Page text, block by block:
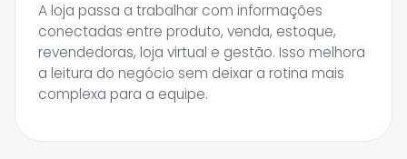
A loja passa a trabalhar com informações
conectadas entre produto, venda, estoque,
revendedoras, loja virtual e gestão. Isso melhora
a leitura do negócio sem deixar a rotina mais
complexa para a equipe.